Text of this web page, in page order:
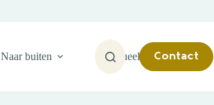
Naar buiten Actueel Contact